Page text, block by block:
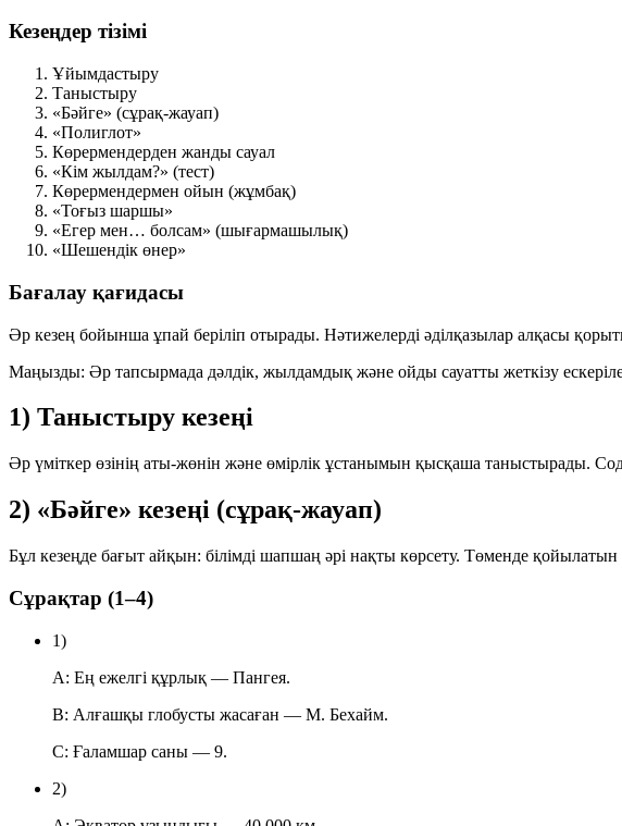
Кезеңдер тізімі
Ұйымдастыру
Таныстыру
«Бәйге» (сұрақ-жауап)
«Полиглот»
Көрермендерден жанды сауал
«Кім жылдам?» (тест)
Көрермендермен ойын (жұмбақ)
«Тоғыз шаршы»
«Егер мен… болсам» (шығармашылық)
«Шешендік өнер»
Бағалау қағидасы
Әр кезең бойынша ұпай беріліп отырады. Нәтижелерді әділқазылар алқасы
Маңызды: Әр тапсырмада дәлдік, жылдамдық және ойды сауатты жеткізу
1) Таныстыру кезеңі
Әр үміткер өзінің аты-жөнін және өмірлік ұстанымын қысқаша таныстырады.
2) «Бәйге» кезеңі (сұрақ-жауап)
Бұл кезеңде бағыт айқын: білімді шапшаң әрі нақты көрсету. Төменде қойылатын
Сұрақтар (1–4)
1)
A: Ең ежелгі құрлық — Пангея.
B: Алғашқы глобусты жасаған — М. Бехайм.
C: Ғаламшар саны — 9.
2)